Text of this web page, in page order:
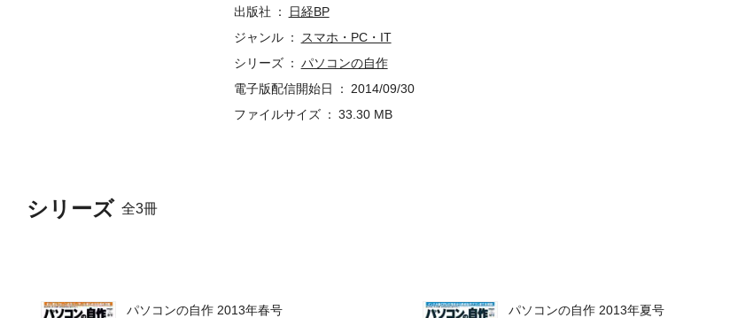
シリーズ 全3冊
パソコンの自作 2013年春号
パソコンの自作 2013年夏号
た手順を見せます。特集3はベアボーンで自作に初トライ「いきなり自作は怖いからＢＴＯや
ト」の紹介と組み立て実践をお見せします。このほか、１万円台で買える格安液晶ディスプ
らく交換術などもお届けします。
出版社
日経BP
ジャンル
スマホ・PC・IT
シリーズ
パソコンの自作
電子版配信開始日
2014/09/30
ファイルサイズ
33.30 MB